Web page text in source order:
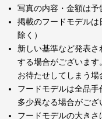
写真の内容・金額は予
掲載のフードモデル
除く）
新しい基準など発表
する場合がございま
お待たせしてしまう場
フードモデルは全品手
多少異なる場合がござ
フードモデルの大きさ